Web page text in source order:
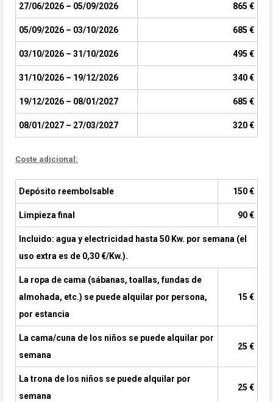
27/06/2026 – 05/09/2026 865 €
05/09/2026 – 03/10/2026 685 €
03/10/2026 – 31/10/2026 495 €
31/10/2026 – 19/12/2026 340 €
19/12/2026 – 08/01/2027 685 €
08/01/2027 – 27/03/2027 320 €
Coste adicional:
Depósito reembolsable 150 €
Limpieza final 90 €
Incluido: agua y electricidad hasta 50 Kw. por semana (el
uso extra es de 0,30 €/Kw.).
La ropa de cama (sábanas, toallas, fundas de
almohada, etc.) se puede alquilar por persona,
por estancia
15 €
La cama/cuna de los niños se puede alquilar por
semana
25 €
La trona de los niños se puede alquilar por
semana
25 €